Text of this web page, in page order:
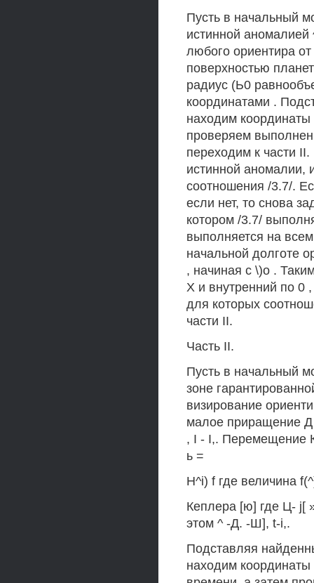
Пусть в начальный
истинной аномалией
любого ориентира
поверхностью
радиус (Ь0
координатами .
находим
проверяем
переходим к части
истинной аномалии,
соотношения /3.7/.
если нет, то снова
котором /3.7/
выполняется на
начальной долготе
, начиная с \)о .
X и внутренний по 0
для которых
части II.
Часть II.
Пусть в начальный
зоне
визирование
малое приращение
, I - I,. Перемещение
ь =
H^i) f где величина
Кеплера [ю] где Ц- j[
этом ^ -Д. -Ш], t-i,.
Подставляя
находим